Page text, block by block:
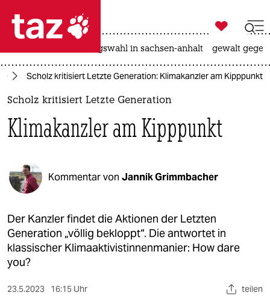
 taz zahl ich
taz zahl ich
politik
öko
gesellschaft
kultur
sport
berlin

taz zahl ich
landtagswahl in sachsen-anhalt gewalt
Scholz kritisiert Letzte Generation: Klimakanzler am Kipppunkt
Scholz kritisiert Letzte Generation
Klimakanzler am Kipppunkt
Kommentar von Jannik Grimmbacher
Der Kanzler findet die Aktionen der Letzten
Generation „völlig bekloppt“. Die antwortet in
klassischer Klimaaktivistinnenmanier: How dare
you?
23.5.2023 16:15 Uhr teilen